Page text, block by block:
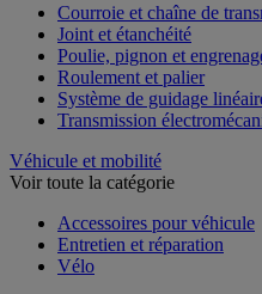
Courroie et chaîne de
Joint et étanchéité
Poulie, pignon et
Roulement et palier
Système de guidage
Transmission
Véhicule et mobilité
Voir toute la catégorie
Accessoires pour véhicule
Entretien et réparation
Vélo